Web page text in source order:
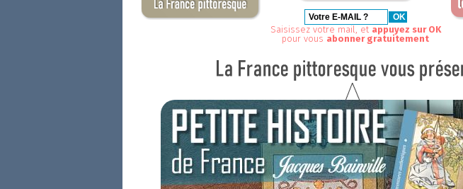
Saisissez votre mail, et appuyez sur OK
pour vous abonner gratuitement